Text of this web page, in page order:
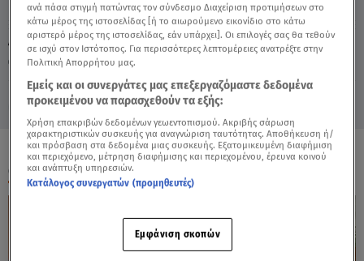
Δευτέρα 10 Αυγούστου 2026
04.03.19, 17:50 ΖΩΔΙΑ
ΟΛΑ ΤΑ ΒΙΝΤΕΟ
ανά πάσα στιγμή πατώντας τον σύνδεσμο Διαχείριση προτιμήσεων στο
κάτω μέρος της ιστοσελίδας [ή το αιωρούμενο εικονίδιο στο κάτω
αριστερό μέρος της ιστοσελίδας, εάν υπάρχει]. Οι επιλογές σας θα τεθούν
σε ισχύ στον Ιστότοπος. Για περισσότερες λεπτομέρειες ανατρέξτε στην
Πολιτική Απορρήτου μας.
Εμείς και οι συνεργάτες μας επεξεργαζόμαστε δεδομένα
προκειμένου να παρασχεθούν τα εξής:
Χρήση επακριβών δεδομένων γεωεντοπισμού. Ακριβής σάρωση
χαρακτηριστικών συσκευής για αναγνώριση ταυτότητας. Αποθήκευση ή/
και πρόσβαση στα δεδομένα μιας συσκευής. Εξατομικευμένη διαφήμιση
και περιεχόμενο, μέτρηση διαφήμισης και περιεχομένου, έρευνα κοινού
και ανάπτυξη υπηρεσιών.
Κατάλογος συνεργατών (προμηθευτές)
Εμφάνιση σκοπών